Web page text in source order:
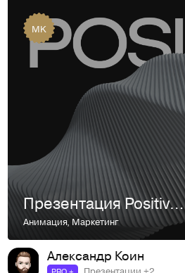
MK
Презентация Positive technologies
Анимация, Маркетинг
Александр Коин